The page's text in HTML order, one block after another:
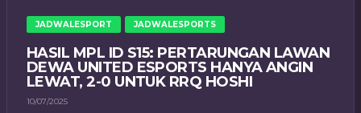
JADWALESPORT JADWALESPORTS
HASIL MPL ID S15: PERTARUNGAN LAWAN
DEWA UNITED ESPORTS HANYA ANGIN
LEWAT, 2-0 UNTUK RRQ HOSHI
10/07/2025